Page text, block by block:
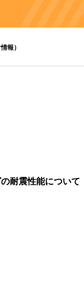
報）
耐震性能について